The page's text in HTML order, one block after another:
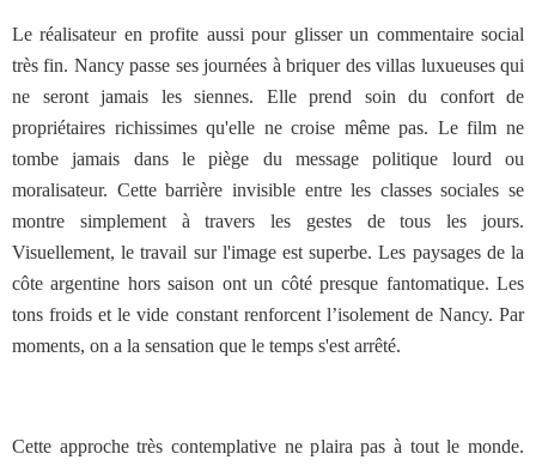
Le réalisateur en profite aussi pour glisser un commentaire social
très fin. Nancy passe ses journées à briquer des villas luxueuses qui
ne seront jamais les siennes. Elle prend soin du confort de
propriétaires richissimes qu'elle ne croise même pas. Le film ne
tombe jamais dans le piège du message politique lourd ou
moralisateur. Cette barrière invisible entre les classes sociales se
montre simplement à travers les gestes de tous les jours.
Visuellement, le travail sur l'image est superbe. Les paysages de la
côte argentine hors saison ont un côté presque fantomatique. Les
tons froids et le vide constant renforcent l’isolement de Nancy. Par
moments, on a la sensation que le temps s'est arrêté.
Cette approche très contemplative ne plaira pas à tout le monde.